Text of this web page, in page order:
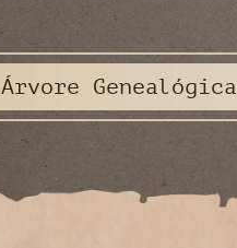
Árvore Genealógica